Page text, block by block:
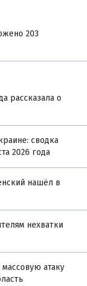
203
рассказала о
сводка
2026 года
нашёл в
нехватки
атаку